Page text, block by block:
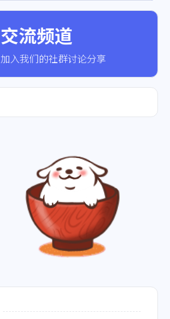
交流频道
加入我们的社群讨论分享
点击加入社群